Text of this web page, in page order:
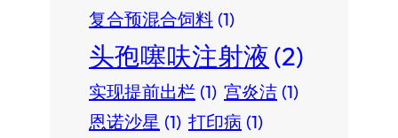
复合预混合饲料 (1)
头孢噻呋注射液 (2)
实现提前出栏 (1) 宫炎洁 (1)
恩诺沙星 (1) 打印病 (1)